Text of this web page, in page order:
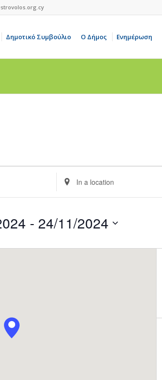
Δημοτικό Συμβούλιο Ο Δήμος Ενημέρωση
Enter
Location.
Search
Events
by
- 24/11/2024